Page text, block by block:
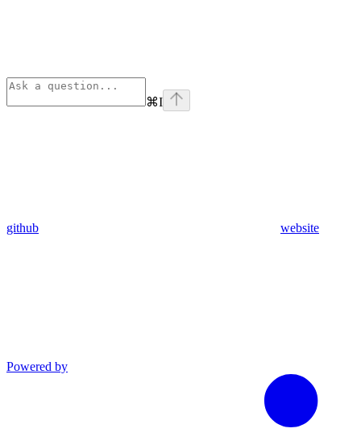
⌘I
github website
Powered by